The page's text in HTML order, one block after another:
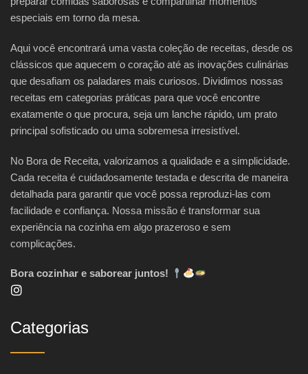
especiais em torno da mesa.
Aqui você encontrará uma vasta coleção de receitas, desde os
clássicos que aquecem o coração até as inovações culinárias
que desafiam os paladares mais curiosos. Dividimos nossas
receitas em categorias práticas para que você encontre
exatamente o que procura, seja um lanche rápido, um prato
principal sofisticado ou uma sobremesa irresistível.
No Bora de Receita, valorizamos a qualidade e a simplicidade.
Cada receita é cuidadosamente testada e descrita de maneira
detalhada para garantir que você possa reproduzi-las com
facilidade e confiança. Nossa missão é transformar sua
experiência na cozinha em algo prazeroso e sem
complicações.
Bora cozinhar e saborear juntos!
Categorias